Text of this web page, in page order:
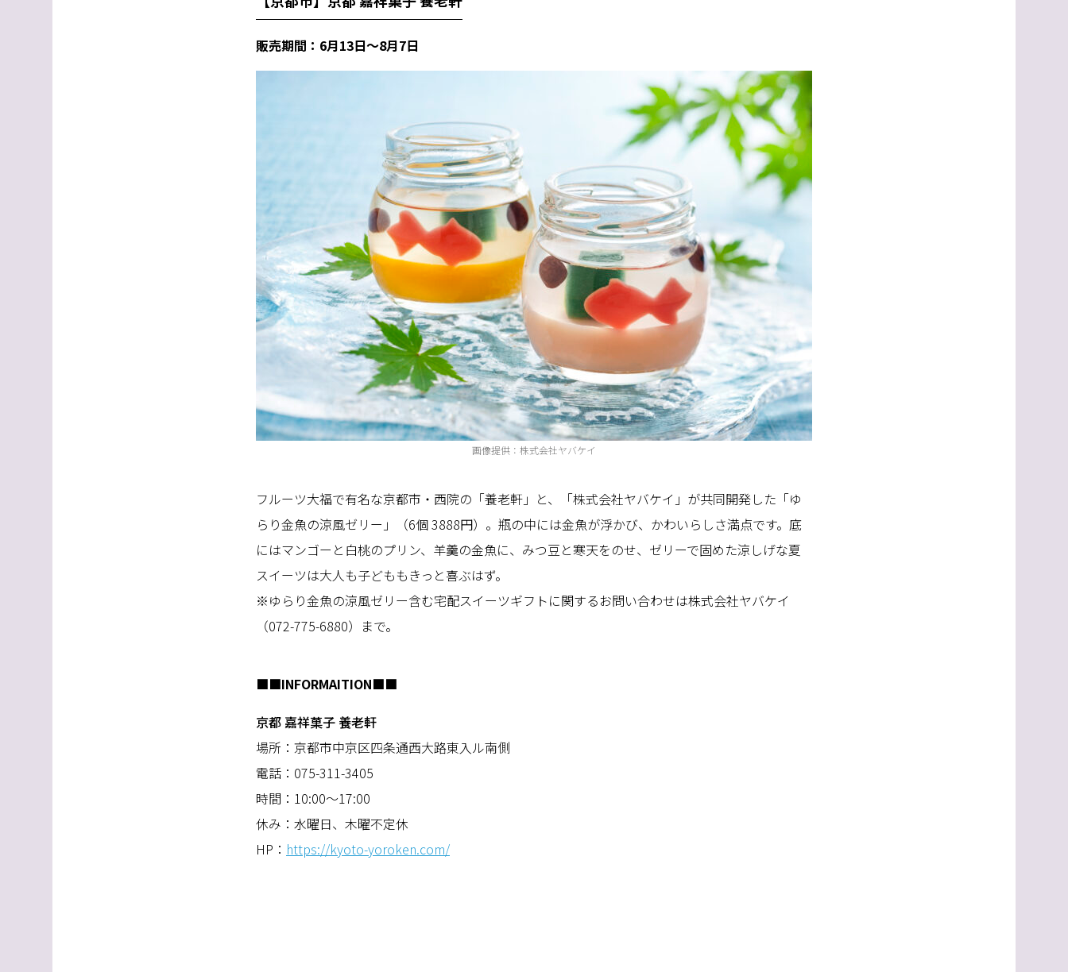
販売期間： 6月13日～8月7日
画像提供：株式会社ヤバケイ
フルーツ大福で有名な京都市・西院の「養老軒」と、「株式会社ヤバケイ」が共同開発した「ゆ
らり金魚の涼風ゼリー」（6個 3888円）。瓶の中には金魚が浮かび、かわいらしさ満点です。底
にはマンゴーと白桃のプリン、羊羹の金魚に、みつ豆と寒天をのせ、ゼリーで固めた涼しげな夏
スイーツは大人も子どももきっと喜ぶはず。
※ゆらり金魚の涼風ゼリー含む宅配スイーツギフトに関するお問い合わせは株式会社ヤバケイ
（072-775-6880）まで。
■■INFORMAITION■■
京都 嘉祥菓子 養老軒
場所：京都市中京区四条通西大路東入ル南側
電話： 075-311-3405
時間： 10:00～17:00
休み：水曜日、木曜不定休
HP ： https://kyoto-yoroken.com/